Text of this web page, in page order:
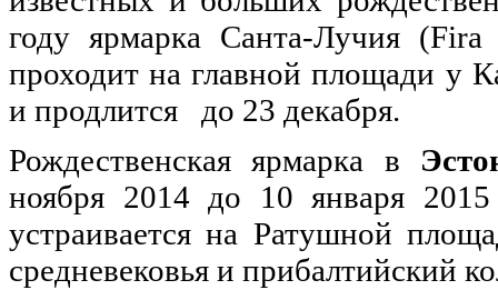
году ярмарка Санта-Лучия
проходит на главной площади у
и продлится до 23 декабря.
Рождественская ярмарка в
ноября 2014 до 10 января 2015
устраивается на Ратушной
средневековья и прибалтийский